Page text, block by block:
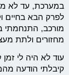
במערכת, עד לא
לפרק הבא בחיים
מורכב, התנחמתי
מחזורים ולתת
עוד לא היה לי
קיבלתי הודעה